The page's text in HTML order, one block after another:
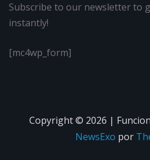
Subscribe to our newsletter to
instantly!
[mc4wp_form]
Copyright © 2026 |
NewsExo por